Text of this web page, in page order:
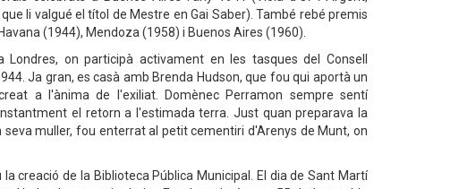
li valgué el títol de Mestre en Gai Saber). També rebé premis
(1944), Mendoza (1958) i Buenos Aires (1960).
on participà activament en les tasques del Consell
Ja gran, es casà amb Brenda Hudson, que fou qui aportà un
a l'ànima de l'exiliat. Domènec Perramon sempre sentí
el retorn a l'estimada terra. Just quan preparava la
muller, fou enterrat al petit cementiri d'Arenys de Munt, on
creació de la Biblioteca Pública Municipal. El dia de Sant Martí